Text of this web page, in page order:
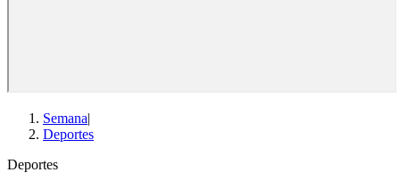
Semana|
Deportes
Deportes